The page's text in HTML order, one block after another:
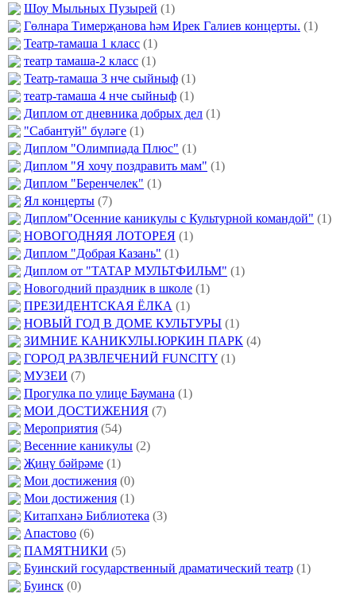
Шоу Мыльных Пузырей (1)
Гөлнара Тимерҗанова һәм Ирек Галиев концерты. (1)
Театр-тамаша 1 класс (1)
театр тамаша-2 класс (1)
Театр-тамаша 3 нче сыйныф (1)
театр-тамаша 4 нче сыйныф (1)
Диплом от дневника добрых дел (1)
"Сабантуй" бүләге (1)
Диплом "Олимпиада Плюс" (1)
Диплом "Я хочу поздравить мам" (1)
Диплом "Беренчелек" (1)
Ял концерты (7)
Диплом"Осенние каникулы с Культурной командой" (1)
НОВОГОДНЯЯ ЛОТОРЕЯ (1)
Диплом "Добрая Казань" (1)
Диплом от "ТАТАР МУЛЬТФИЛЬМ" (1)
Новогодний праздник в школе (1)
ПРЕЗИДЕНТСКАЯ ЁЛКА (1)
НОВЫЙ ГОД В ДОМЕ КУЛЬТУРЫ (1)
ЗИМНИЕ КАНИКУЛЫ.ЮРКИН ПАРК (4)
ГОРОД РАЗВЛЕЧЕНИЙ FUNCITY (1)
МУЗЕИ (7)
Прогулка по улице Баумана (1)
МОИ ДОСТИЖЕНИЯ (7)
Мероприятия (54)
Весенние каникулы (2)
Җиңү бәйрәме (1)
Мои достижения (0)
Мои достижения (1)
Китапханә Библиотека (3)
Апастово (6)
ПАМЯТНИКИ (5)
Буинский государственный драматический театр (1)
Буинск (0)